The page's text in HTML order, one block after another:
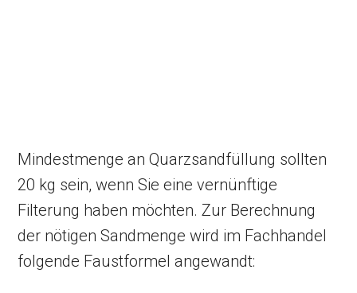
Mindestmenge an Quarzsandfüllung sollten
20 kg sein, wenn Sie eine vernünftige
Filterung haben möchten. Zur Berechnung
der nötigen Sandmenge wird im Fachhandel
folgende Faustformel angewandt: